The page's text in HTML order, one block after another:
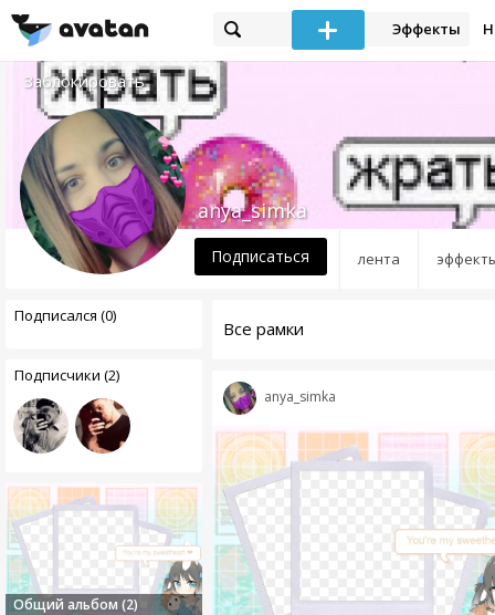
Эффекты
Заблокировать
лента
anya_simka
Подписаться
Подписался (0)
Подписчики (2)
Общий альбом (2)
Все рамки
anya_simka